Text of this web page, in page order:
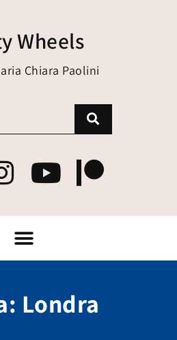
Wheels
Chiara Paolini
Londra